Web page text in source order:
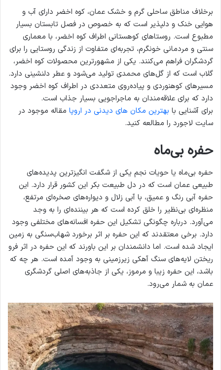
برخلاف مناطق ساحلی گرم و خشک عمان، کوه اخضر دارای آب و
هوایی خنک و دلپذیر است که به خصوص در فصل تابستان بسیار
مطبوع است. روستاهای کوهستانی اطراف کوه اخضر، با معماری
سنتی و مردمانی خونگرم، تجربه‌ای متفاوت از زندگی روستایی را برای
گردشگران فراهم می‌کنند. یکی از مشهورترین محصولات کوه اخضر،
گلاب است که از گل‌های محمدی تولید می‌شود و عطر دلنشینی دارد.
مسیرهای کوهنوردی و پیاده‌روی متعددی در اطراف کوه اخضر وجود
دارد که برای علاقه‌مندان به ماجراجویی بسیار جذاب است.
برای آشنایی با بهترین مکان های دیدنی در اروپا مقاله موجود در
سایت لاجورد را مطالعه کنید.
حفره بی‌ماه
حفره بی‌ماه یا حویات نجم یکی از شگفت ‌انگیزترین پدیده‌های
طبیعی عمان است که در دل طبیعت بکر این کشور قرار دارد. این
حفره آبی رنگ و عمیق، با آبی زلال و دیواره‌های صخره‌ای مرتفع،
منظره‌ای بی‌نظیر را خلق کرده است که هر بیننده‌ای را به وجد
می‌آورد. درباره چگونگی تشکیل این حفره افسانه‌های مختلفی وجود
دارد. برخی معتقدند که این حفره بر اثر برخورد شهاب‌سنگی به زمین
ایجاد شده است. اما دانشمندان بر این باورند که این حفره در اثر فرو
ریختن لایه‌های سنگ آهکی زیرزمینی به وجود آمده است. هر چه که
باشد، این حفره زیبا و مرموز، یکی از جاذبه‌های اصلی گردشگری
عمان به شمار می‌رود.